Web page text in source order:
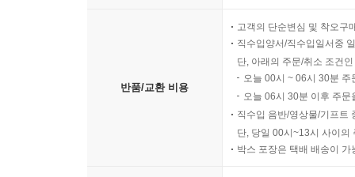
반품/교환 비용
고객의 단순변심 및 착오구
직수입양서/직수입일서중
단, 아래의 주문/취소 조건
오늘 00시 ~ 06시 30분
오늘 06시 30분 이후 주
직수입 음반/영상물/기프트
단, 당일 00시~13시 사이의
박스 포장은 택배 배송이